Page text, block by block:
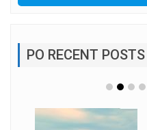
PO RECENT POSTS